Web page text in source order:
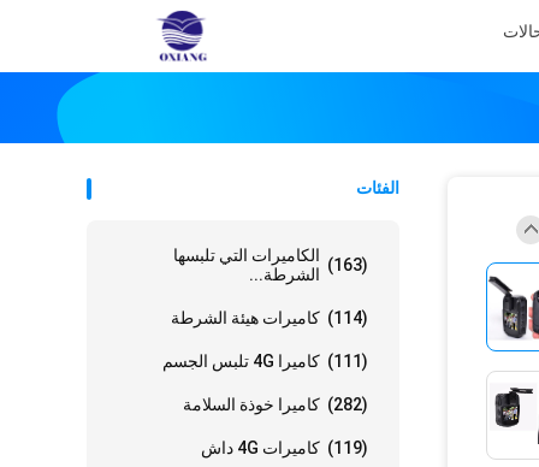
الفئات
الكاميرات التي تلبسها
الشرطة...
(163)
كاميرات هيئة الشرطة (114)
كاميرا 4G تلبس الجسم (111)
كاميرا خوذة السلامة (282)
كاميرات 4G داش (119)